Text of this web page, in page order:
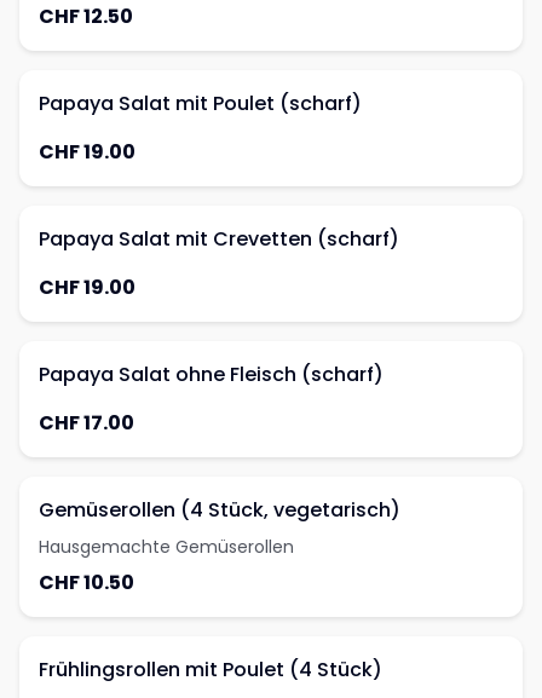
CHF 12.50
Papaya Salat mit Poulet (scharf)
CHF 19.00
Papaya Salat mit Crevetten (scharf)
CHF 19.00
Papaya Salat ohne Fleisch (scharf)
CHF 17.00
Gemüserollen (4 Stück, vegetarisch)
Hausgemachte Gemüserollen
CHF 10.50
Frühlingsrollen mit Poulet (4 Stück)